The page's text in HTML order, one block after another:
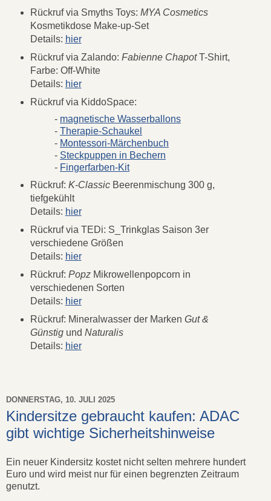
Rückruf via Smyths Toys: MYA Cosmetics
Kosmetikdose Make-up-Set
Details: hier
Rückruf via Zalando: Fabienne ChapotT-Shirt,
Farbe: Off-White
Details: hier
Rückruf via KiddoSpace:
- magnetische Wasserballons
- Therapie-Schaukel
- Montessori-Märchenbuch
- Steckpuppen in Bechern
- Fingerfarben-Kit
Rückruf: K-ClassicBeerenmischung 300 g,
tiefgekühlt
Details: hier
Rückruf via TEDi: S_Trinkglas Saison 3er
verschiedene Größen
Details: hier
Rückruf: PopzMikrowellenpopcorn in
verschiedenen Sorten
Details: hier
Rückruf: Mineralwasser der Marken Gut &
Günstigund Naturalis
Details: hier
DONNERSTAG, 10. JULI 2025
Kindersitze gebraucht kaufen: ADAC
gibt wichtige Sicherheitshinweise
Ein neuer Kindersitz kostet nicht selten mehrere hundert
Euro und wird meist nur für einen begrenzten Zeitraum
genutzt.